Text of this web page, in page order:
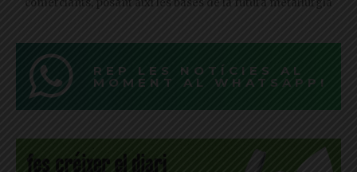
REP LES NOTÍCIES AL
MOMENT AL WHATSAPP!